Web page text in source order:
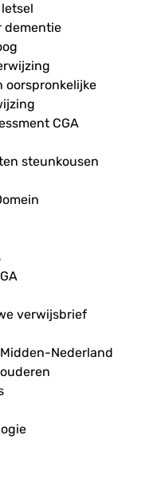
dementie
oorspronkelijke
CGA
steunkousen
verwijsbrief
Nederland